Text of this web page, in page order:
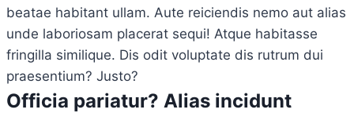
beatae habitant ullam. Aute reiciendis nemo aut alias
unde laboriosam placerat sequi! Atque habitasse
fringilla similique. Dis odit voluptate dis rutrum dui
praesentium? Justo?
Officia pariatur? Alias incidunt